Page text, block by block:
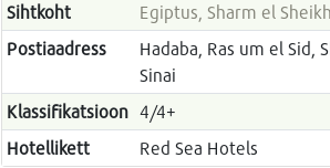
Sihtkoht
Egiptus, Sharm el Sheikh
Postiaadress
Hadaba, Ras um el Sid,
Sinai
Klassifikatsioon 4/4+
Hotellikett
Red Sea Hotels